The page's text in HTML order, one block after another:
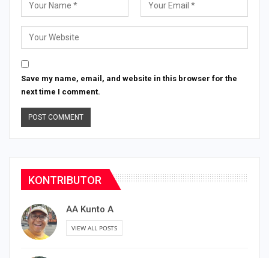
Save my name, email, and website in this browser for the
next time I comment.
KONTRIBUTOR
AA Kunto A
VIEW ALL POSTS